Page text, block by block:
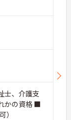
士、介護支
かの資格 ■
）